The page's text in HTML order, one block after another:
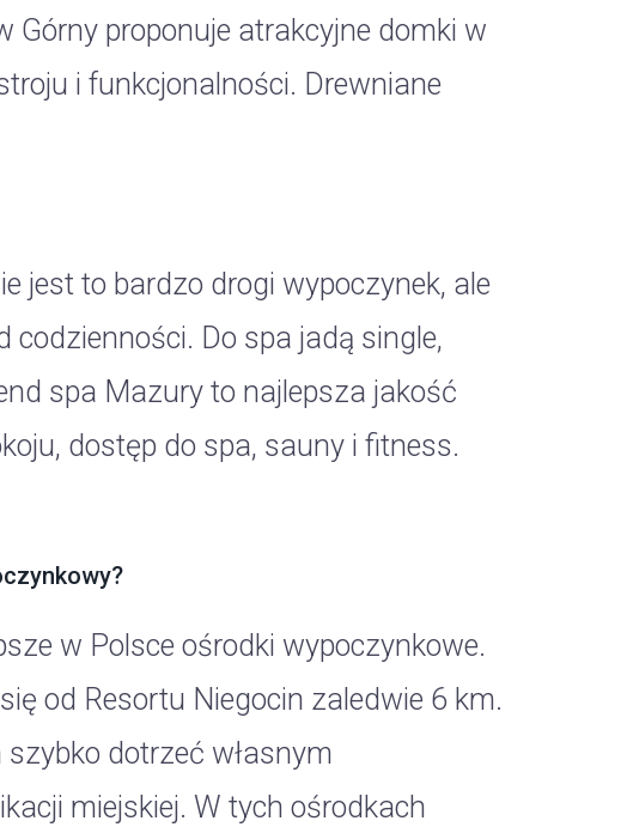
proponuje atrakcyjne domki w
i funkcjonalności. Drewniane
jest to bardzo drogi wypoczynek, ale
codzienności. Do spa jadą single,
spa Mazury to najlepsza jakość
dostęp do spa, sauny i fitness.
w Polsce ośrodki wypoczynkowe.
od Resortu Niegocin zaledwie 6 km.
dotrzeć własnym
miejskiej. W tych ośrodkach